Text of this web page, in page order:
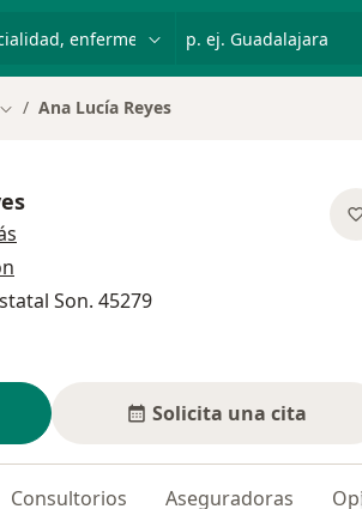
Cambiar de ciudad
Ana Lucía Reyes
Son. 45279
Solicita una cita
Consultorios Aseguradoras